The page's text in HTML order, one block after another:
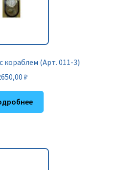
кораблем (Арт. 011-3)
₽